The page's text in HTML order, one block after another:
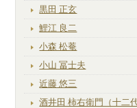
黒田 正玄
鯉江 良二
小森 松菴
小山 冨士夫
近藤 悠三
酒井田 柿右衛門（十二代